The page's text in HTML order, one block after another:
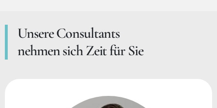
Unsere Consultants
nehmen sich Zeit für Sie